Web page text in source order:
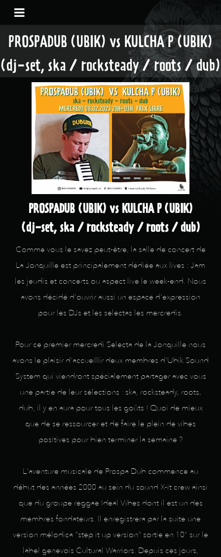
PROSPADUB (UBIK) vs KULCHA P (UBIK)
(dj-set, ska / rocksteady / roots / dub)
PROSPADUB (UBIK) vs KULCHA P (UBIK)
(dj-set, ska / rocksteady / roots / dub)
Comme vous le savez peut-être, la salle de concert de
La Jonquille est principalement dédiée aux lives : Jam
les jeudis et concerts ou aspect live le week-end. Nous
avons décidé d'ouvrir aussi un espace d'expression
pour les DJs et les selectas les mercredis.
Pour ce premier mercredi Selecta de la Jonquille nous
avons le plaisir d'accueillir deux membres d'Ubik Sound
System qui viendront spécialement partager avec vous
une partie de leur sélections : ska, rocksteady, roots,
dub, il y en aura pour tous les goûts ! Quoi de mieux
que de se ressourcer et de faire le plein de vibes
positives pour bien terminer la semaine ?
L'aventure musicale de Prospa Dub commence au
début des années 2000 au sein du sound X-it crew ainsi
que du groupe reggae Ideal Vibes dont il est un des
membres fondateurs. Il enregistrera par la suite une
version mélodica "step it up version" sortie en 10“ sur le
label genevois Cultural Warriors. Depuis ces jours,